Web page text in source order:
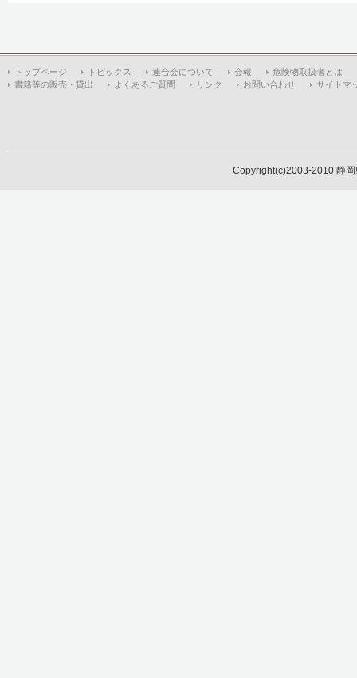
トップページ トピックス 連合会について 会報
危険物取扱者とは
書籍等の販売・貸出
よくあるご質問 リンク お問い合わせ サイトマ
Copyright(c)2003-2010 静